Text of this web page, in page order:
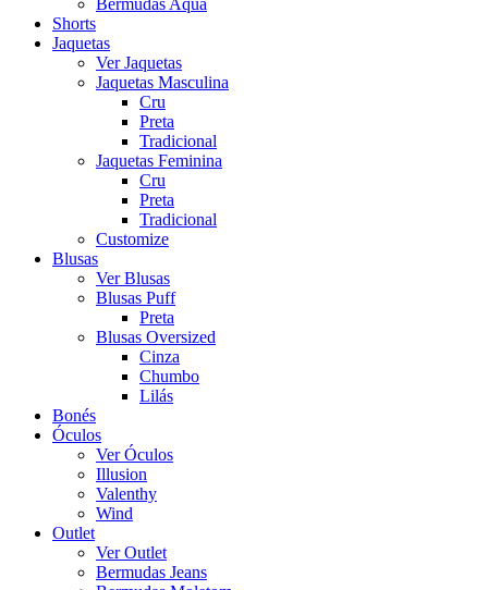
Bermudas Aqua
Shorts
Jaquetas
Ver Jaquetas
Jaquetas Masculina
Cru
Preta
Tradicional
Jaquetas Feminina
Cru
Preta
Tradicional
Customize
Blusas
Ver Blusas
Blusas Puff
Preta
Blusas Oversized
Cinza
Chumbo
Lilás
Bonés
Óculos
Ver Óculos
Illusion
Valenthy
Wind
Outlet
Ver Outlet
Bermudas Jeans